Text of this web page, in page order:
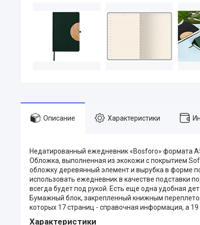
Описание Характеристики
Недатированный ежедневник «Bosforo» формата
Обложка, выполненная из экокожи с покрытием
обложку деревянный элемент и вырубка в форме
использовать ежедневник в качестве подставки
всегда будет под рукой. Есть еще одна удобная
Бумажный блок, закрепленный книжным
которых 17 страниц - справочная информация, а 19
Характеристики